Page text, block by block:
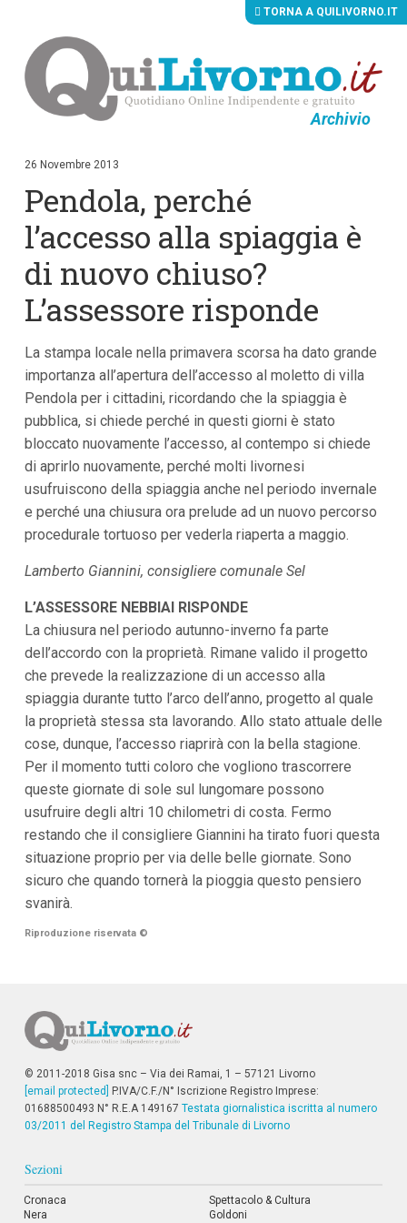
Archivio
i
i
t
e
n
u
p
r
i
n
c
i
p
l
i
a
i
a
M
n
ù
P
r
i
c
i
a
l
V
a
i
n
o
n
o
TORNA A QUILIVORNO.IT
26 Novembre 2013
Pendola, perché
l’accesso alla spiaggia è
di nuovo chiuso?
L’assessore risponde
La stampa locale nella primavera scorsa ha dato grande
importanza all’apertura dell’accesso al moletto di villa
Pendola per i cittadini, ricordando che la spiaggia è
pubblica, si chiede perché in questi giorni è stato
bloccato nuovamente l’accesso, al contempo si chiede
di aprirlo nuovamente, perché molti livornesi
usufruiscono della spiaggia anche nel periodo invernale
e perché una chiusura ora prelude ad un nuovo percorso
procedurale tortuoso per vederla riaperta a maggio.
Lamberto Giannini, consigliere comunale Sel
L’ASSESSORE NEBBIAI RISPONDE
La chiusura nel periodo autunno-inverno fa parte
dell’accordo con la proprietà. Rimane valido il progetto
che prevede la realizzazione di un accesso alla
spiaggia durante tutto l’arco dell’anno, progetto al quale
la proprietà stessa sta lavorando. Allo stato attuale delle
cose, dunque, l’accesso riaprirà con la bella stagione.
Per il momento tutti coloro che vogliono trascorrere
queste giornate di sole sul lungomare possono
usufruire degli altri 10 chilometri di costa. Fermo
restando che il consigliere Giannini ha tirato fuori questa
situazione proprio per via delle belle giornate. Sono
sicuro che quando tornerà la pioggia questo pensiero
svanirà.
Riproduzione riservata ©
© 2011-2018 Gisa snc – Via dei Ramai, 1 – 57121 Livorno
[email protected]
P.IVA/C.F./N° Iscrizione Registro Imprese:
01688500493 N° R.E.A 149167 Testata giornalistica iscritta al numero
03/2011 del Registro Stampa del Tribunale di Livorno
Sezioni
Cronaca
Nera
Spettacolo & Cultura
Goldoni